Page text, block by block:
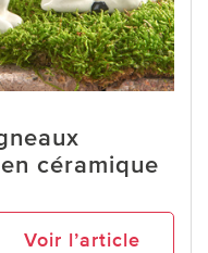
céramique
Voir l’article